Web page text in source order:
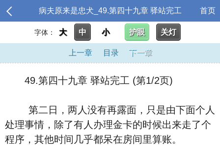
病夫原来是忠犬_49.第四十九章 驿站完工 首页
字体： 大 中 小 护眼 关灯
上一章 目录 下一章
49.第四十九章 驿站完工 (第1/2页)
第二日，两人没有再露面，只是由下面个人
处理事情，除了有人办理金卡的时候出来走了个
程序，其他时间几乎都呆在房间里算账。